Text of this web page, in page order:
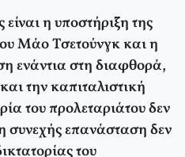
η υποστήριξη της
Μάο Τσετούνγκ και η
ενάντια στη διαφθορά,
την καπιταλιστική
του προλεταριάτου δεν
συνεχής επανάσταση δεν
του